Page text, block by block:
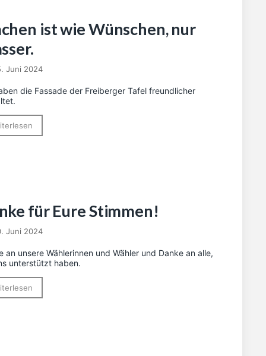
ist wie Wünschen, nur
Juni 2024
die Fassade der Freiberger Tafel freundlicher
für Eure Stimmen!
Juni 2024
an unsere Wählerinnen und Wähler und Danke an alle,
unterstützt haben.